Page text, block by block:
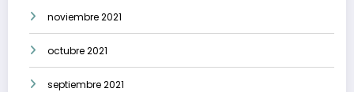
noviembre 2021
octubre 2021
septiembre 2021